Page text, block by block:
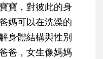
，對彼此的身
媽可以在洗澡的
身體結構與性別
爸，女生像媽媽